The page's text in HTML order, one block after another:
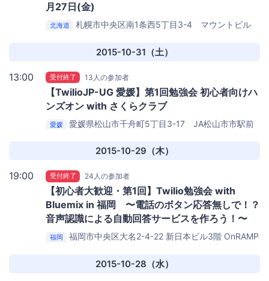
月27日(金)
北海道
札幌市中央区南1条西5丁目3-4 マウントビル
2015-10-31（土）
13:00 受付終了 13人の参加者
【TwilioJP-UG 愛媛】第1回勉強会 初心者向けハ
ンズオン with さくらクラブ
愛媛
愛媛県松山市千舟町5丁目3-17 JA松山市市駅前
2015-10-29（木）
19:00 受付終了 24人の参加者
【初心者大歓迎・第1回】Twilio勉強会 with
Bluemix in 福岡 〜電話のボタン応答無しで！？
音声認識による自動回答サービスを作ろう！〜
福岡 福岡市中央区大名2-4-22 新日本ビル3階 OnRAMP
2015-10-28（水）